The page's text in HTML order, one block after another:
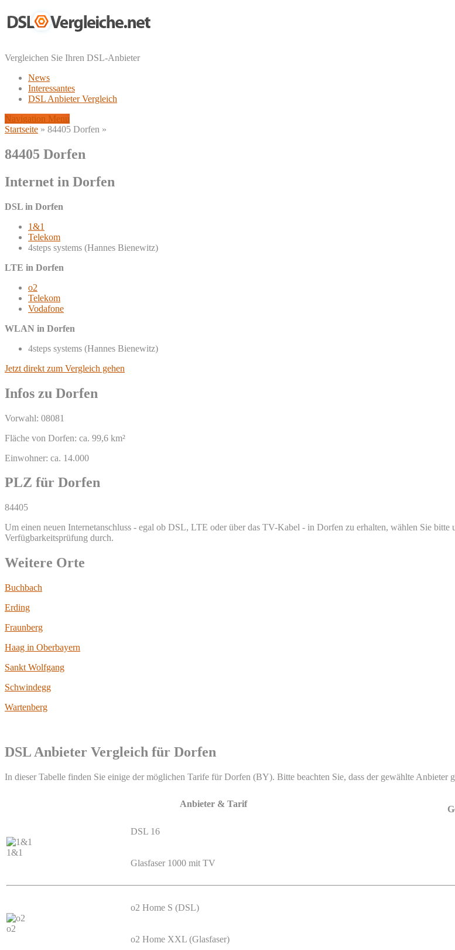
Vergleichen Sie Ihren DSL-Anbieter
News
Interessantes
DSL Anbieter Vergleich
Navigation Menu
Startseite » 84405 Dorfen »
84405 Dorfen
Internet in Dorfen
DSL in Dorfen
1&1
Telekom
4steps systems (Hannes Bienewitz)
LTE in Dorfen
o2
Telekom
Vodafone
WLAN in Dorfen
4steps systems (Hannes Bienewitz)
Jetzt direkt zum Vergleich gehen
Infos zu Dorfen
Vorwahl: 08081
Fläche von Dorfen: ca. 99,6 km²
Einwohner: ca. 14.000
PLZ für Dorfen
84405
Um einen neuen Internetanschluss - egal ob DSL, LTE oder über das TV-Kabel - in Dorfen zu erhalten, wählen Sie bitte
Verfügbarkeitsprüfung durch.
Weitere Orte
Buchbach
Erding
Fraunberg
Haag in Oberbayern
Sankt Wolfgang
Schwindegg
Wartenberg
DSL Anbieter Vergleich für Dorfen
In dieser Tabelle finden Sie einige der möglichen Tarife für Dorfen (BY). Bitte beachten Sie, dass der gewählte
Anbieter & Tarif
1&1
DSL 16
Glasfaser 1000 mit TV
o2
o2 Home S (DSL)
o2 Home XXL (Glasfaser)